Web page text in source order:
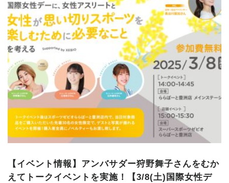
【イベント情報】アンバサダー狩野舞子さんをむか
えてトークイベントを実施！【3/8(土)国際女性デ